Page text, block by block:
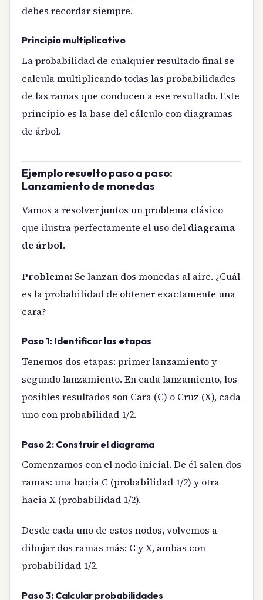
debes recordar siempre.
Principio multiplicativo
La probabilidad de cualquier resultado final se
calcula multiplicando todas las probabilidades
de las ramas que conducen a ese resultado. Este
principio es la base del cálculo con diagramas
de árbol.
Ejemplo resuelto paso a paso:
Lanzamiento de monedas
Vamos a resolver juntos un problema clásico
que ilustra perfectamente el uso del diagrama
de árbol.
Problema: Se lanzan dos monedas al aire. ¿Cuál
es la probabilidad de obtener exactamente una
cara?
Paso 1: Identificar las etapas
Tenemos dos etapas: primer lanzamiento y
segundo lanzamiento. En cada lanzamiento, los
posibles resultados son Cara (C) o Cruz (X), cada
uno con probabilidad 1/2.
Paso 2: Construir el diagrama
Comenzamos con el nodo inicial. De él salen dos
ramas: una hacia C (probabilidad 1/2) y otra
hacia X (probabilidad 1/2).
Desde cada uno de estos nodos, volvemos a
dibujar dos ramas más: C y X, ambas con
probabilidad 1/2.
Paso 3: Calcular probabilidades